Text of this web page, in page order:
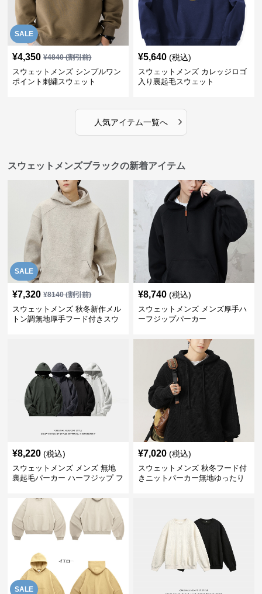
SALE
¥4,350 ¥4840(割引前)
スウェットメンズ シンプルワン
ポイント刺繍スウェット
¥5,640 (税込)
スウェットメンズ カレッジロゴ
入り裏起毛スウェット
人気アイテム一覧へ ›
スウェットメンズブラックの新着アイテム
SALE
¥7,320 ¥8140(割引前)
スウェットメンズ 秋冬新作メル
トン調無地厚手フード付きスウ
¥8,740 (税込)
スウェットメンズ メンズ厚手ハ
ーフジップパーカー
¥8,220 (税込)
スウェットメンズ メンズ 無地
裏起毛パーカー ハーフジップ フ
¥7,020 (税込)
スウェットメンズ 秋冬フード付
きニットパーカー無地ゆったり
SALE